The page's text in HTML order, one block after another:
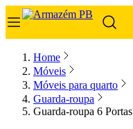
Home
Móveis
Móveis para quarto
Guarda-roupa
Guarda-roupa 6 Portas